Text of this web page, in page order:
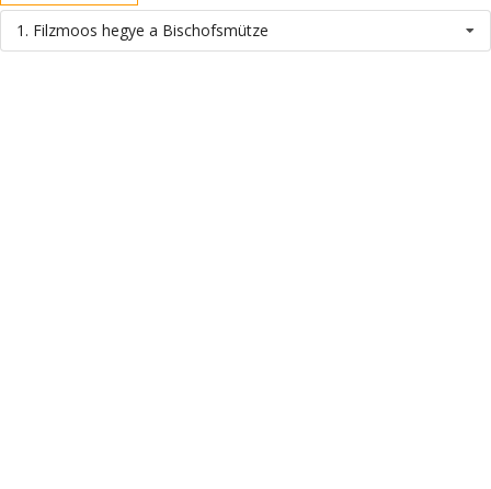
1. Filzmoos hegye a Bischofsmütze